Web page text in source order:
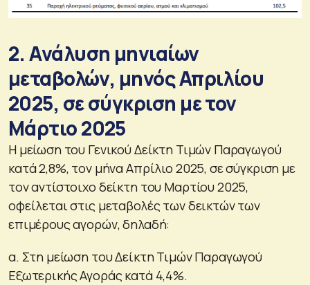
2. Ανάλυση μηνιαίων
μεταβολών, μηνός Απριλίου
2025, σε σύγκριση με τον
Μάρτιο 2025
Η μείωση του Γενικού Δείκτη Τιμών Παραγωγού
κατά 2,8%, τον μήνα Απρίλιο 2025, σε σύγκριση με
τον αντίστοιχο δείκτη του Μαρτίου 2025,
οφείλεται στις μεταβολές των δεικτών των
επιμέρους αγορών, δηλαδή:
α. Στη μείωση του Δείκτη Τιμών Παραγωγού
Εξωτερικής Αγοράς κατά 4,4%.